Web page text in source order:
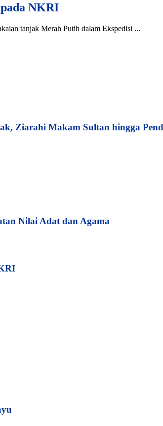
NKRI
tanjak Merah Putih dalam Ekspedisi ...
Ziarahi Makam Sultan hingga
Nilai Adat dan Agama